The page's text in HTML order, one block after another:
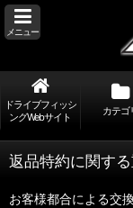
メニュー
ドライブフィッシ
ングWebサイト
カテゴ
返品特約に関す
お客様都合による交